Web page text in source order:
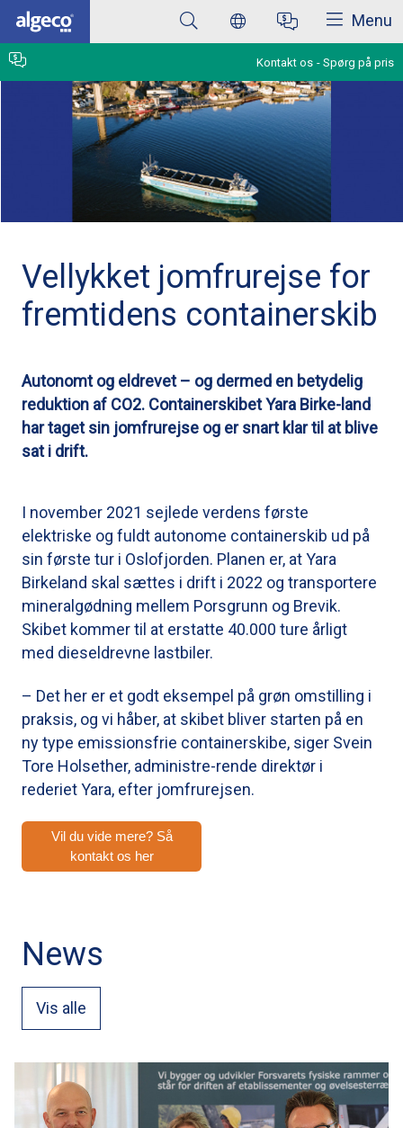
Skip
main
content
Menu
Kontakt os Spørg på pris
Vellykket jomfrurejse for
fremtidens containerskib
Autonomt og eldrevet – og dermed en betydelig
reduktion af CO2. Containerskibet Yara Birke-land
har taget sin jomfrurejse og er snart klar til at blive
sat i drift.
I november 2021 sejlede verdens første
elektriske og fuldt autonome containerskib ud på
sin første tur i Oslofjorden. Planen er, at Yara
Birkeland skal sættes i drift i 2022 og transportere
mineralgødning mellem Porsgrunn og Brevik.
Skibet kommer til at erstatte 40.000 ture årligt
med dieseldrevne lastbiler.
– Det her er et godt eksempel på grøn omstilling i
praksis, og vi håber, at skibet bliver starten på en
ny type emissionsfrie containerskibe, siger Svein
Tore Holsether, administre-rende direktør i
rederiet Yara, efter jomfrurejsen.
Vil du vide mere? Så
kontakt os her
News
Vis alle